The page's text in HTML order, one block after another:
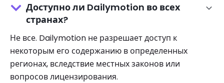
Доступно ли Dailymotion во всех
странах?
Не все. Dailymotion не разрешает доступ к
некоторым его содержанию в определенных
регионах, вследствие местных законов или
вопросов лицензирования.